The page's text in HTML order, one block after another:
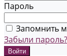
Пароль
Запомнить
Забыли пароль?